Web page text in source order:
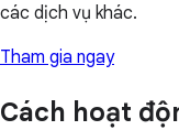
các dịch vụ khác.
Tham gia ngay
Cách hoạt